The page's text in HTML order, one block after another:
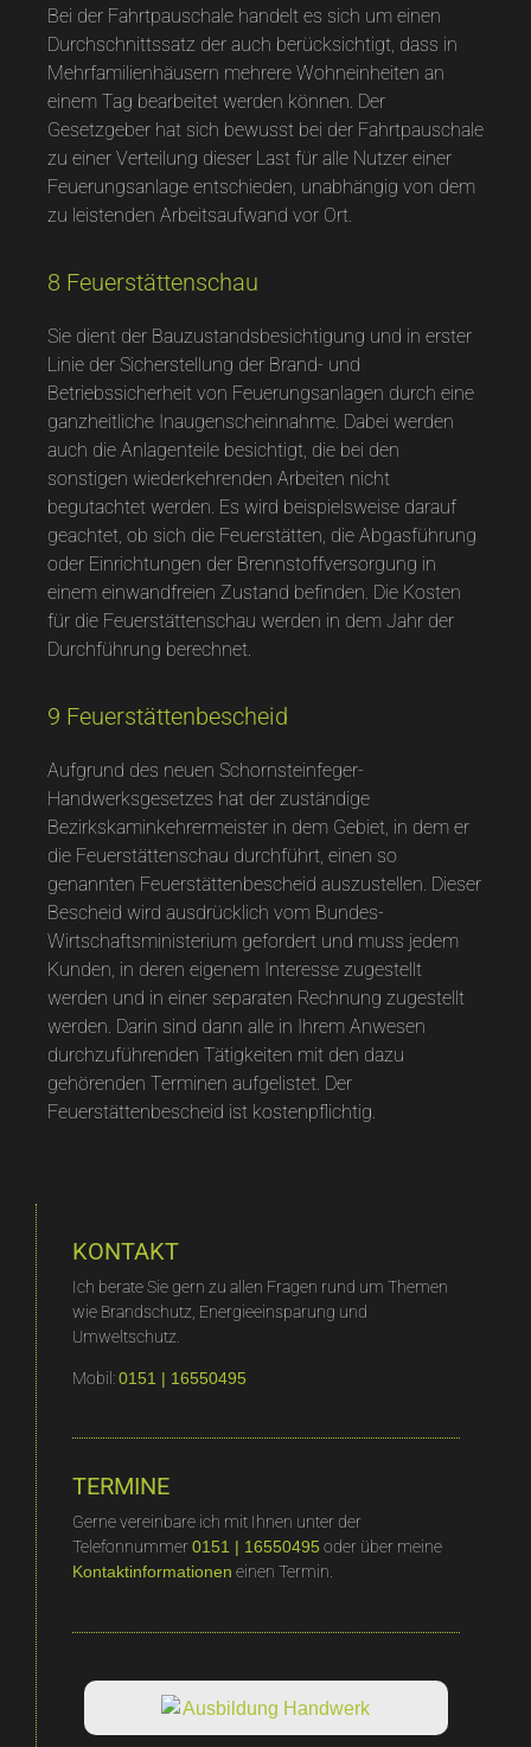
Bei der Fahrtpauschale handelt es sich um einen
Durchschnittssatz der auch berücksichtigt, dass in
Mehrfamilienhäusern mehrere Wohneinheiten an
einem Tag bearbeitet werden können. Der
Gesetzgeber hat sich bewusst bei der Fahrtpauschale
zu einer Verteilung dieser Last für alle Nutzer einer
Feuerungsanlage entschieden, unabhängig von dem
zu leistenden Arbeitsaufwand vor Ort.
8 Feuerstättenschau
Sie dient der Bauzustandsbesichtigung und in erster
Linie der Sicherstellung der Brand- und
Betriebssicherheit von Feuerungsanlagen durch eine
ganzheitliche Inaugenscheinnahme. Dabei werden
auch die Anlagenteile besichtigt, die bei den
sonstigen wiederkehrenden Arbeiten nicht
begutachtet werden. Es wird beispielsweise darauf
geachtet, ob sich die Feuerstätten, die Abgasführung
oder Einrichtungen der Brennstoffversorgung in
einem einwandfreien Zustand befinden. Die Kosten
für die Feuerstättenschau werden in dem Jahr der
Durchführung berechnet.
9 Feuerstättenbescheid
Aufgrund des neuen Schornsteinfeger-
Handwerksgesetzes hat der zuständige
Bezirkskaminkehrermeister in dem Gebiet, in dem er
die Feuerstättenschau durchführt, einen so
genannten Feuerstättenbescheid auszustellen. Dieser
Bescheid wird ausdrücklich vom Bundes-
Wirtschaftsministerium gefordert und muss jedem
Kunden, in deren eigenem Interesse zugestellt
werden und in einer separaten Rechnung zugestellt
werden. Darin sind dann alle in Ihrem Anwesen
durchzuführenden Tätigkeiten mit den dazu
gehörenden Terminen aufgelistet. Der
Feuerstättenbescheid ist kostenpflichtig.
KONTAKT
Ich berate Sie gern zu allen Fragen rund um Themen
wie Brandschutz, Energieeinsparung und
Umweltschutz.
Mobil:0151 | 16550495
TERMINE
Gerne vereinbare ich mit Ihnen unter der
Telefonnummer0151 | 16550495 oder über meine
Kontaktinformationen einen Termin.